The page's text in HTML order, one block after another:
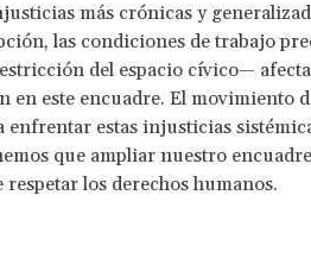
más crónicas y
las condiciones de trabajo
del espacio cívico—
en este encuadre. El movimiento
estas injusticias
que ampliar nuestro
los derechos humanos.